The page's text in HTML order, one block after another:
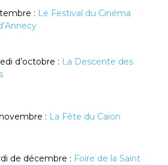
: Le Festival du Cinéma
d’octobre : La Descente des
: La Fête du Caïon
de décembre : Foire de la Saint